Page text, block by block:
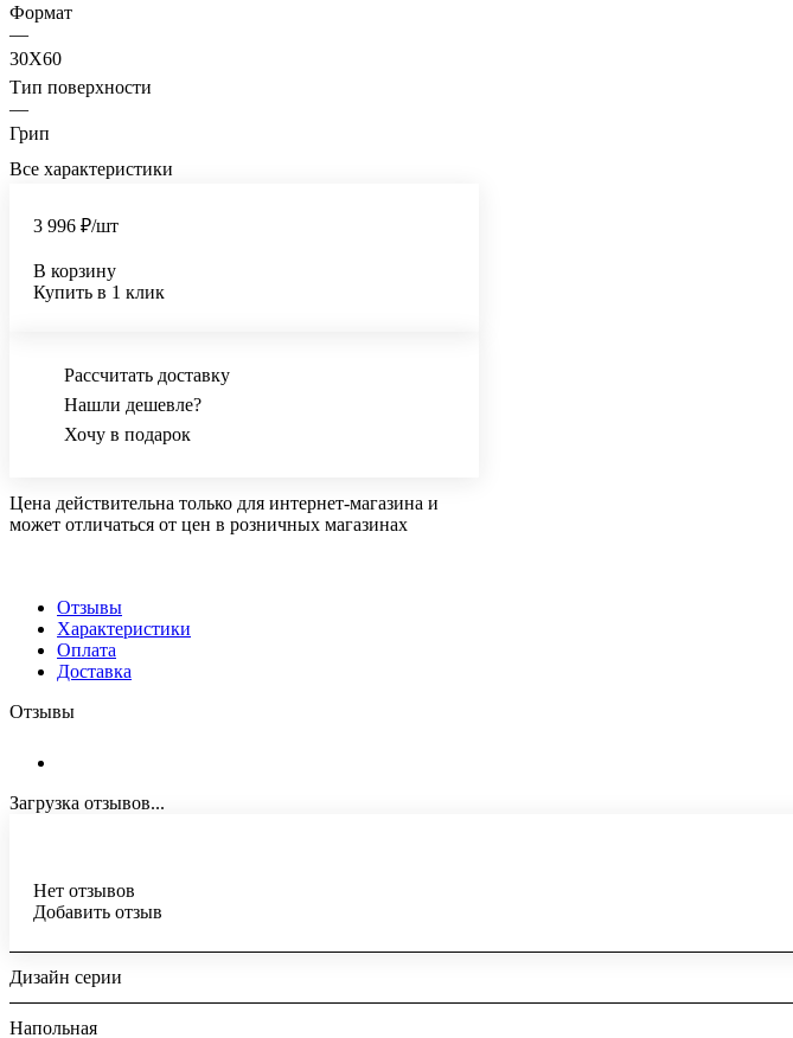
Формат
—
30X60
Тип поверхности
—
Грип
Все характеристики
3 996 ₽/шт
В корзину
Купить в 1 клик
Рассчитать доставку
Нашли дешевле?
Хочу в подарок
Цена действительна только для интернет-магазина и
может отличаться от цен в розничных магазинах
Отзывы
Характеристики
Оплата
Доставка
Отзывы
Загрузка отзывов...
Нет отзывов
Добавить отзыв
Дизайн серии
Напольная